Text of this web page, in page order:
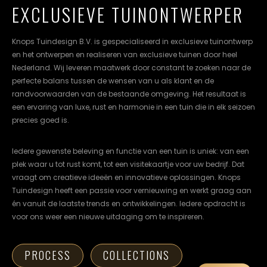
NL EN DE
EXCLUSIEVE TUINONTWERPER
Knops Tuindesign B.V. is gespecialiseerd in exclusieve tuinontwerp
en het ontwerpen en realiseren van exclusieve tuinen door heel
Nederland. Wij leveren maatwerk door constant te zoeken naar de
perfecte balans tussen de wensen van u als klant en de
randvoorwaarden van de bestaande omgeving. Het resultaat is
een ervaring van luxe, rust en harmonie in een tuin die in elk seizoen
precies goed is.
Iedere gewenste beleving en functie van een tuin is uniek: van een
plek waar u tot rust komt, tot een visitekaartje voor uw bedrijf. Dat
vraagt om creatieve ideeën en innovatieve oplossingen. Knops
Tuindesign heeft een passie voor vernieuwing en werkt graag aan
én vanuit de laatste trends en ontwikkelingen. Iedere opdracht is
voor ons weer een nieuwe uitdaging om te inspireren.
PROCESS COLLECTIONS
cookievoorkeuren
instellen.
COOKIE-
INSTELLINGEN
ALLES
AFWIJZEN
ALLE